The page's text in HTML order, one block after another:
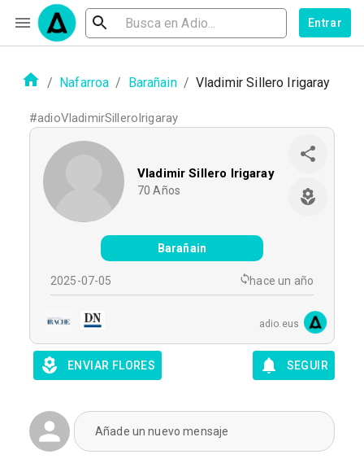
Entrar
/ Nafarroa / Barañain / Vladimir Sillero Irigaray
#adioVladimirSilleroIrigaray
Vladimir Sillero Irigaray
70 Años
Barañain
2025-07-05 hace un año
adio.eus
ENVIAR FLORES SEGUIR
Añade un nuevo mensaje